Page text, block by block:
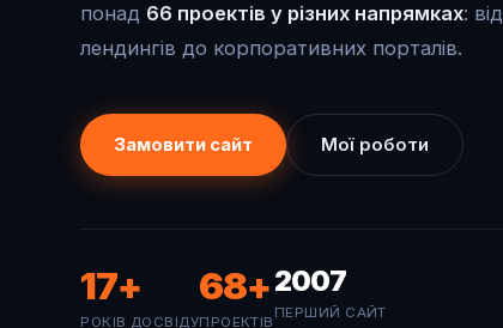
понад 66 проектів у різних напрямках: від
лендингів до корпоративних порталів.
Замовити сайт Мої роботи
17+
РОКІВ ДОСВІДУ
68+
ПРОЕКТІВ
2007
ПЕРШИЙ САЙТ